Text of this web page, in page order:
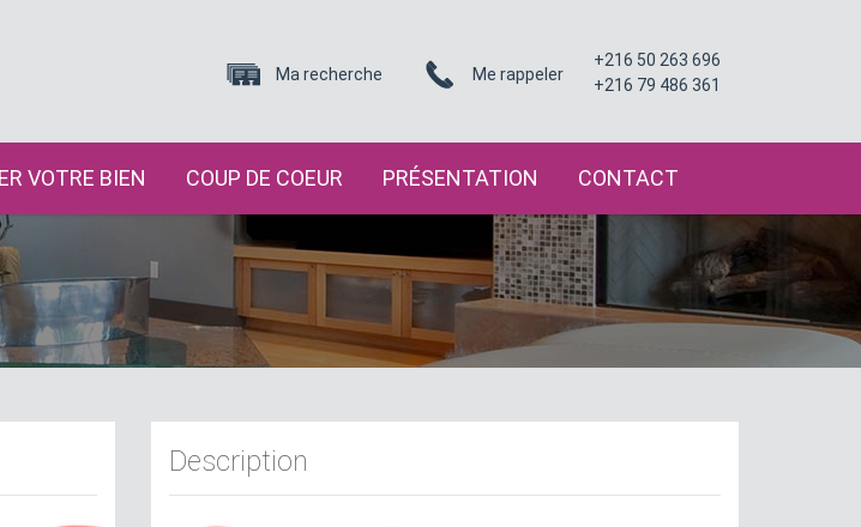
Ma recherche Me rappeler
+216 50 263 696
+216 79 486 361
VOTRE BIEN COUP DE COEUR PRÉSENTATION CONTACT
Description